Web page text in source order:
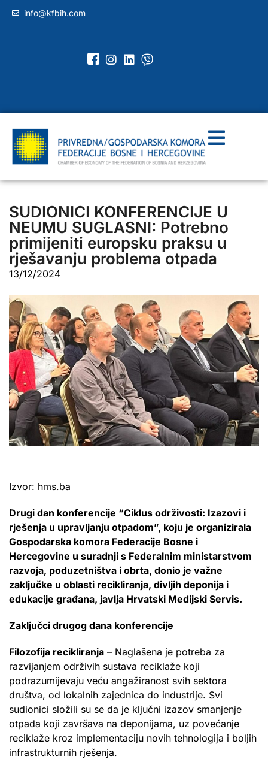
info@kfbih.com
SUDIONICI KONFERENCIJE U
NEUMU SUGLASNI: Potrebno
primijeniti europsku praksu u
rješavanju problema otpada
13/12/2024
Izvor: hms.ba
Drugi dan konferencije “Ciklus održivosti: Izazovi i
rješenja u upravljanju otpadom”, koju je organizirala
Gospodarska komora Federacije Bosne i
Hercegovine u suradnji s Federalnim ministarstvom
razvoja, poduzetništva i obrta, donio je važne
zaključke u oblasti recikliranja, divljih deponija i
edukacije građana, javlja Hrvatski Medijski Servis.
Zaključci drugog dana konferencije
Filozofija recikliranja – Naglašena je potreba za
razvijanjem održivih sustava reciklaže koji
podrazumijevaju veću angažiranost svih sektora
društva, od lokalnih zajednica do industrije. Svi
sudionici složili su se da je ključni izazov smanjenje
otpada koji završava na deponijama, uz povećanje
reciklaže kroz implementaciju novih tehnologija i boljih
infrastrukturnih rješenja.